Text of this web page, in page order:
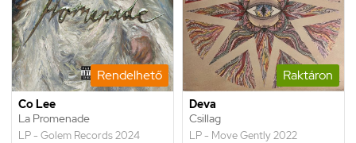
Rendelhető
Co Lee
La Promenade
LP - Golem Records 2024
Raktáron
Deva
Csillag
LP - Move Gently 2022